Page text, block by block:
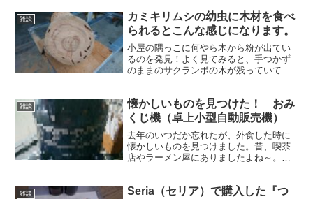
雑談
カミキリムシの幼虫に木材を食べ
られるとこんな感じになります。
小屋の隅っこに何やら木から粉が出てい
るのを発見！よく見てみると、手つかず
のままのサクランボの木が残っていて、
雑談
懐かしいものを見つけた！ おみ
くじ機（卓上小型自動販売機）
去年のいつだか忘れたが、外食した時に
懐かしいものを見つけました。昔、喫茶
店やラーメン屋にありましたよね～。
雑談 Seria（セリア）で購入した『つ